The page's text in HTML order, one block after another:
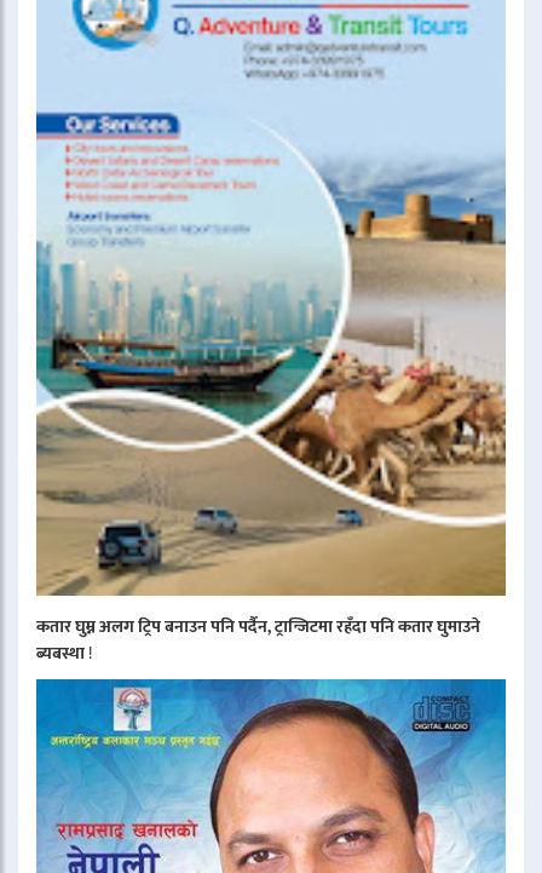
कतार घुम्न अलग ट्रिप बनाउन पनि पर्दैन, ट्रान्जिटमा रहँदा पनि कतार घुमाउने
ब्यबस्था!